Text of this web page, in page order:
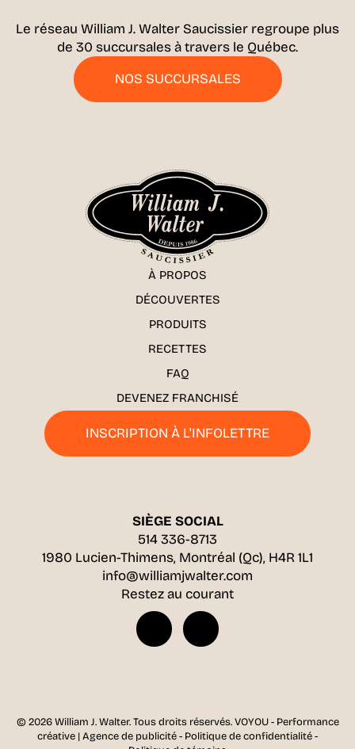
Le réseau William J. Walter Saucissier regroupe plus
de 30 succursales à travers le Québec.
NOS SUCCURSALES
À PROPOS
DÉCOUVERTES
PRODUITS
RECETTES
FAQ
DEVENEZ FRANCHISÉ
INSCRIPTION À L'INFOLETTRE
SIÈGE SOCIAL
514 336-8713
1980 Lucien-Thimens, Montréal (Qc), H4R 1L1
info@williamjwalter.com
Restez au courant
© 2026 William J. Walter.Tous droits réservés. VOYOU - Performance
créative | Agence de publicité- Politique de confidentialité-